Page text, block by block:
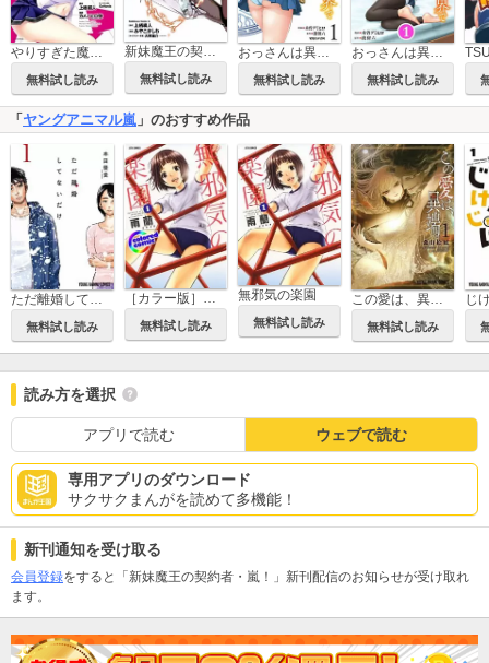
やりすぎた魔神殲滅者の七大罪遊戯
無料試し読み
新妹魔王の契約者
無料試し読み
おっさんは異世界で想いを遂げる
無料試し読み
おっさんは異世界で想いを遂げる【単話】
無料試し読み
「 ヤングアニマル嵐 」のおすすめ作品
ただ離婚してないだけ
無料試し読み 無料試し読み
無邪気の楽園
無料試し読み
この愛は、異端。
無料試し読み
読み方を選択
アプリで読む ウェブで読む
専用アプリのダウンロード
サクサクまんがを読めて多機能！
新刊通知を受け取る
会員登録をすると「新妹魔王の契約者・嵐！」新刊配信のお知らせが受け取れ
ます。